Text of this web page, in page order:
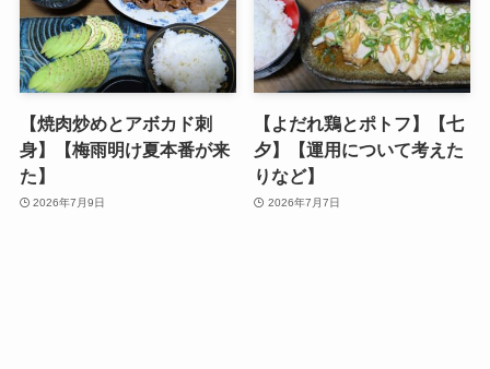
【焼肉炒めとアボカド刺
身】【梅雨明け夏本番が来
た】
2026年7月9日
【よだれ鶏とポトフ】【七
夕】【運用について考えた
りなど】
2026年7月7日